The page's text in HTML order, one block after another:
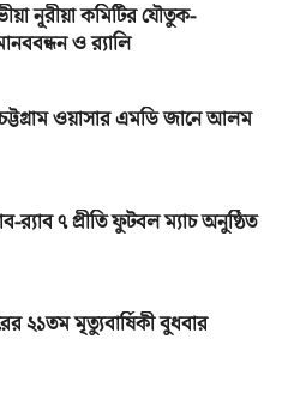
নূরীয়া কমিটির যৌতুক-
ও র‌্যালি
ওয়াসার এমডি জানে আলম
র‌্যাব ৭ প্রীতি ফুটবল ম্যাচ অনুষ্ঠিত
২১তম মৃত্যুবার্ষিকী বুধবার